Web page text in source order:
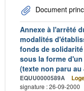
Document
Annexe à l'arrêté
modalités
fonds de
sous la forme
(texte non paru
EQUU0000589A
signature : 26-09-2000